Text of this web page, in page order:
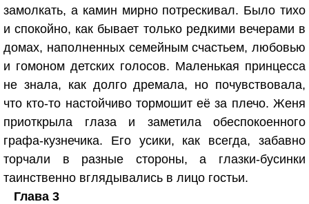
замолкать, а камин мирно потрескивал. Было тихо
и спокойно, как бывает только редкими вечерами в
домах, наполненных семейным счастьем, любовью
и гомоном детских голосов. Маленькая принцесса
не знала, как долго дремала, но почувствовала,
что кто-то настойчиво тормошит её за плечо. Женя
приоткрыла глаза и заметила обеспокоенного
графа-кузнечика. Его усики, как всегда, забавно
торчали в разные стороны, а глазки-бусинки
таинственно вглядывались в лицо гостьи.
Глава 3